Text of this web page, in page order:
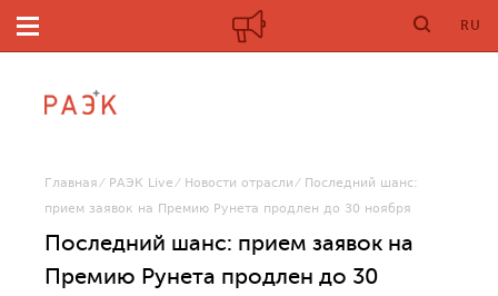
RU
Главная РАЭК Live Новости отрасли
Последний шанс:
прием заявок на Премию Рунета продлен до 30 ноября
Последний шанс: прием заявок на
Премию Рунета продлен до 30